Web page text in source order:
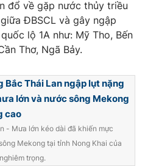
thức nếu không có sự chấp
VTV.vn khi phát hành lại
đổ về gặp nước thủy triều
ĐBSCL và gây ngập
lộ 1A như: Mỹ Tho, Bến
Thơ, Ngã Bảy.
Bắc Thái Lan ngập lụt nặng
lớn và nước sông Mekong
cao
- Mưa lớn kéo dài đã khiến mực
Mekong tại tỉnh Nong Khai của
trọng.